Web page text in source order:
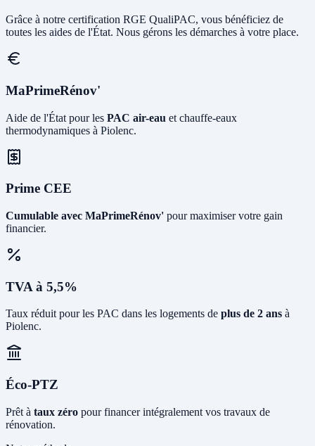
Grâce à notre certification RGE QualiPAC, vous bénéficiez de
toutes les aides de l'État. Nous gérons les démarches à votre place.
MaPrimeRénov'
Aide de l'État pour les PAC air-eau et chauffe-eaux
thermodynamiques à Piolenc.
Prime CEE
Cumulable avec MaPrimeRénov' pour maximiser votre gain
financier.
TVA à 5,5%
Taux réduit pour les PAC dans les logements de plus de 2 ans à
Piolenc.
Éco-PTZ
Prêt à taux zéro pour financer intégralement vos travaux de
rénovation.